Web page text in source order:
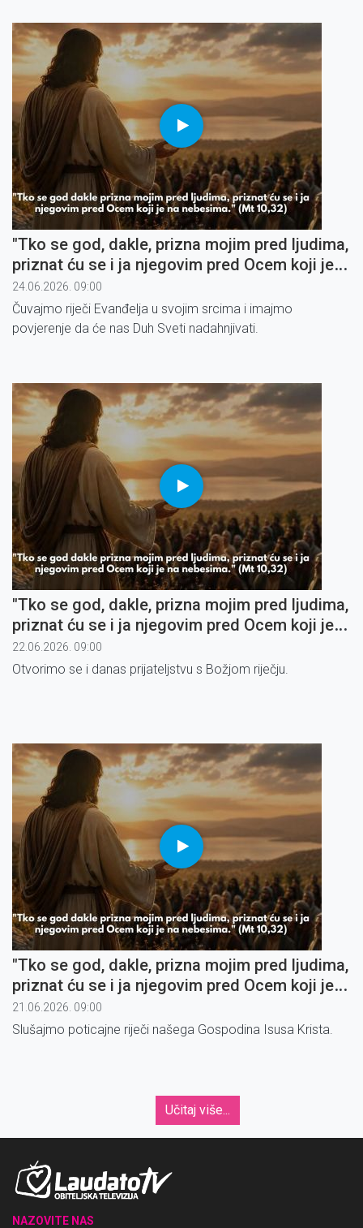
"Tko se god, dakle, prizna mojim pred ljudima,
priznat ću se i ja njegovim pred Ocem koji je
na nebesima" (3)
24.06.2026. 09:00
Čuvajmo riječi Evanđelja u svojim srcima i imajmo
povjerenje da će nas Duh Sveti nadahnjivati.
"Tko se god, dakle, prizna mojim pred ljudima,
priznat ću se i ja njegovim pred Ocem koji je
na nebesima" (2)
22.06.2026. 09:00
Otvorimo se i danas prijateljstvu s Božjom riječju.
"Tko se god, dakle, prizna mojim pred ljudima,
priznat ću se i ja njegovim pred Ocem koji je
na nebesima" (1)
21.06.2026. 09:00
Slušajmo poticajne riječi našega Gospodina Isusa Krista.
Učitaj više...
NAZOVITE NAS